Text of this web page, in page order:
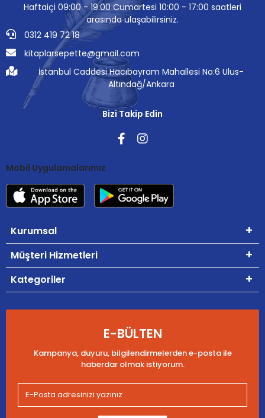
Haftaiçi 09:00 - 19:00 Cumartesi 10:00 - 17:00 saatleri
arasında ulaşabilirsiniz.
0312 419 72 18
kitaplarsepette@gmail.com
İstanbul Caddesi Hacıbayram Mahallesi No:6 Ulus-
Altındağ/Ankara
Bizi Takip Edin
Mobil Uygulamalarımız
Kurumsal
Müşteri Hizmetleri
Kategoriler
E-BÜLTEN
Kampanya, duyuru, bilgilendirmelerden e-posta ile
haberdar olmak istiyorum.